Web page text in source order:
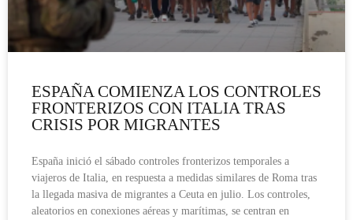
ESPAÑA COMIENZA LOS CONTROLES
FRONTERIZOS CON ITALIA TRAS
CRISIS POR MIGRANTES
España inició el sábado controles fronterizos temporales a
viajeros de Italia, en respuesta a medidas similares de Roma tras
la llegada masiva de migrantes a Ceuta en julio. Los controles,
aleatorios en conexiones aéreas y marítimas, se centran en